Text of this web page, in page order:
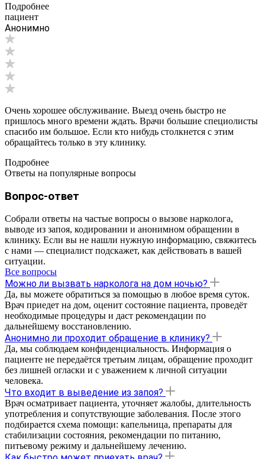
Подробнее
пациент
Анонимно
Очень хорошее обслуживание. Выезд очень быстро не
пришлось много времени ждать. Врачи большие специолисты
спасибо им большое. Если кто нибудь столкнется с этим
обращайтесь только в эту клинику.
Подробнее
Ответы на популярные вопросы
Вопрос-ответ
Собрали ответы на частые вопросы о вызове нарколога,
выводе из запоя, кодировании и анонимном обращении в
клинику. Если вы не нашли нужную информацию, свяжитесь
с нами — специалист подскажет, как действовать в вашей
ситуации.
Все вопросы
Можно ли вызвать нарколога на дом ночью?
Да, вы можете обратиться за помощью в любое время суток.
Врач приедет на дом, оценит состояние пациента, проведёт
необходимые процедуры и даст рекомендации по
дальнейшему восстановлению.
Анонимно ли проходит обращение в клинику?
Да, мы соблюдаем конфиденциальность. Информация о
пациенте не передаётся третьим лицам, обращение проходит
без лишней огласки и с уважением к личной ситуации
человека.
Что входит в выведение из запоя?
Врач осматривает пациента, уточняет жалобы, длительность
употребления и сопутствующие заболевания. После этого
подбирается схема помощи: капельница, препараты для
стабилизации состояния, рекомендации по питанию,
питьевому режиму и дальнейшему лечению.